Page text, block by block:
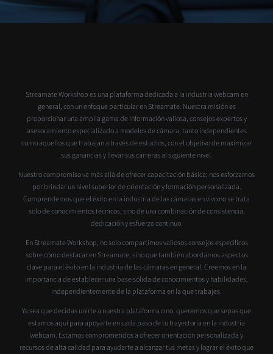
Streamate Workshop es una plataforma dedicada a la industria webcam en
general, con un enfoque particular en Streamate. Nuestra misión es
proporcionar una amplia gama de información valiosa, consejos expertos y
asesoramiento especializado a modelos de cámara, tanto independientes
como aquellos que trabajan a través de estudios, con el objetivo de maximizar
sus ganancias y llevar sus carreras al siguiente nivel.
Nuestro compromiso va más allá de ofrecer capacitación básica; nos esforzamos
por brindar un nivel superior de orientación y formación personalizada.
Comprendemos que el éxito en la industria de las cámaras en vivo no se trata
solo de conocimientos técnicos, sino de una combinación de consistencia,
dedicación y esfuerzo continuo.
En Streamate Workshop, no solo compartimos valiosos consejos específicos
sobre cómo destacar en Streamate, sino que también abordamos aspectos
clave para el éxito en la industria de las cámaras en general. Creemos en la
importancia de establecer una base sólida de conocimientos y habilidades,
independientemente de la plataforma en la que trabajes.
Ya sea que decidas unirte a nuestra plataforma o no, queremos que sepas que
estamos aquí para apoyarte en cada paso de tu trayectoria en la industria
webcam. Estamos comprometidos a ofrecer orientación personalizada y
recursos de alta calidad para ayudarte a alcanzar tus metas y lograr el éxito que